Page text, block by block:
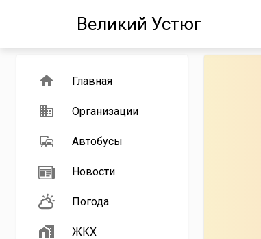
Великий Устюг
Главная
Организации
Автобусы
Новости
Погода
ЖКХ